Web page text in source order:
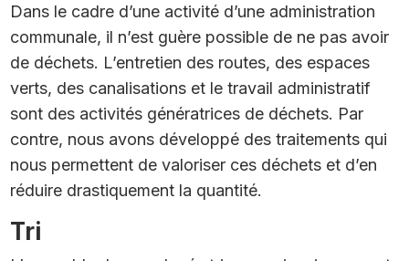
Dans le cadre d’une activité d’une administration
communale, il n’est guère possible de ne pas avoir
de déchets. L’entretien des routes, des espaces
verts, des canalisations et le travail administratif
sont des activités génératrices de déchets. Par
contre, nous avons développé des traitements qui
nous permettent de valoriser ces déchets et d’en
réduire drastiquement la quantité.
Tri